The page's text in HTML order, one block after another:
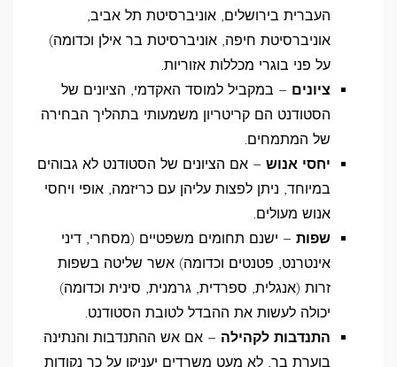
העברית בירושלים, אוניברסיטת תל אביב,
אוניברסיטת חיפה, אוניברסיטת בר אילן וכדומה)
על פני בוגרי מכללות אזוריות.
ציונים – במקביל למוסד האקדמי, הציונים של
הסטודנט הם קריטריון משמעותי בתהליך הבחירה
של המתמחים.
יחסי אנוש – אם הציונים של הסטודנט לא גבוהים
במיוחד, ניתן לפצות עליהן עם כריזמה, אופי ויחסי
אנוש מעולים.
שפות – ישנם תחומים משפטיים (מסחרי, דיני
אינטרנט, פטנטים וכדומה) אשר שליטה בשפות
זרות (אנגלית, ספרדית, גרמנית, סינית וכדומה)
יכולה לעשות את ההבדל לטובת הסטודנט.
התנדבות לקהילה – אם אש ההתנדבות והנתינה
בוערת בך, לא מעט משרדים יעניקו על כך נקודות